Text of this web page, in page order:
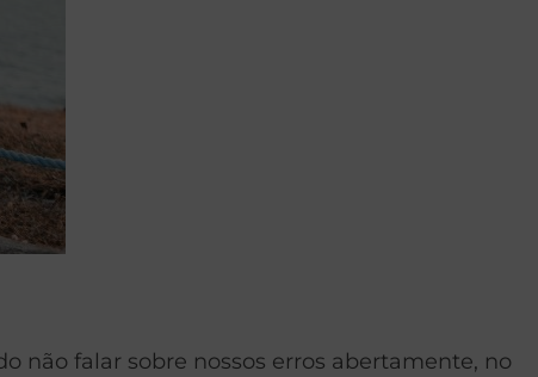
não falar sobre nossos erros abertamente, no